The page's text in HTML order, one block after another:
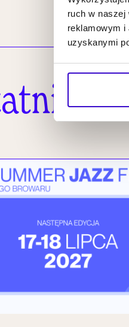
ruch w naszej
reklamowym i
uzyskanymi